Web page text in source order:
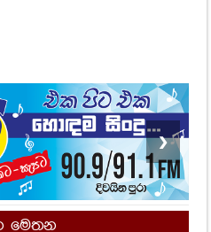
❯
මෙතන
මේ තරම් ලස්සන අම්මෙක්
කියන්නෙම මොන තරම්
අක්කා - නගෝ වගේ ළං වුණු
දෝණියි...
Views